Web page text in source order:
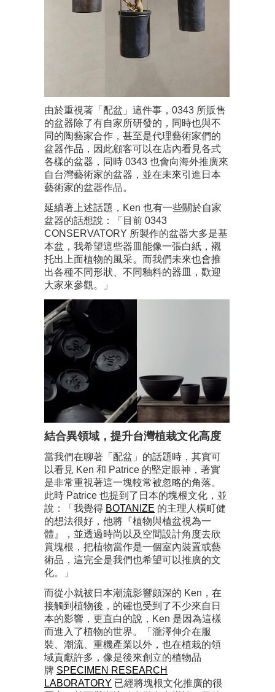
由於重視著「配盆」這件事，0343 所販售
的盆器除了有自家所研發的，同時也與不
同的陶藝家合作，甚至是代理藝術家們的
盆器作品，因此顧客可以在店內看見各式
各樣的盆器，同時 0343 也會向海外推廣來
自台灣藝術家的盆器，並在未來引進日本
藝術家的盆器作品。
延續著上述話題，Ken 也有一些關於自家
盆器的話想說：「目前 0343
CONSERVATORY 所製作的盆器大多是基
本盆，我希望這些器皿能像一張白紙，襯
托出上面植物的風采。而我們未來也會推
出各種不同形狀、不同釉料的器皿，歡迎
大家來參觀。」
結合異領域，提升台灣植栽文化高度
當我們在聊著「配盆」的話題時，其實可
以看見 Ken 和 Patrice 的堅定眼神，著實
是非常重視著這一塊較常被忽略的角落。
此時 Patrice 也提到了日本的塊根文化，並
說：「我覺得 BOTANIZE 的主理人橫町健
的想法很好，他將『植物與植盆視為一
體』，並透過時尚以及空間設計角度去欣
賞塊根，把植物當作是一個室內裝置或藝
術品，這完全是我們也希望可以推廣的文
化。」
而從小就被日本潮流影響頗深的 Ken，在
接觸到植物後，的確也受到了不少來自日
本的影響，更直白的說，Ken 是因為這樣
而進入了植物的世界。「瀧澤伸介在服
裝、潮流、重機產業以外，也在植栽的領
域貢獻許多，像是後來創立的植物品
牌 SPECIMEN RESEARCH
LABORATORY 已經將塊根文化推廣的很